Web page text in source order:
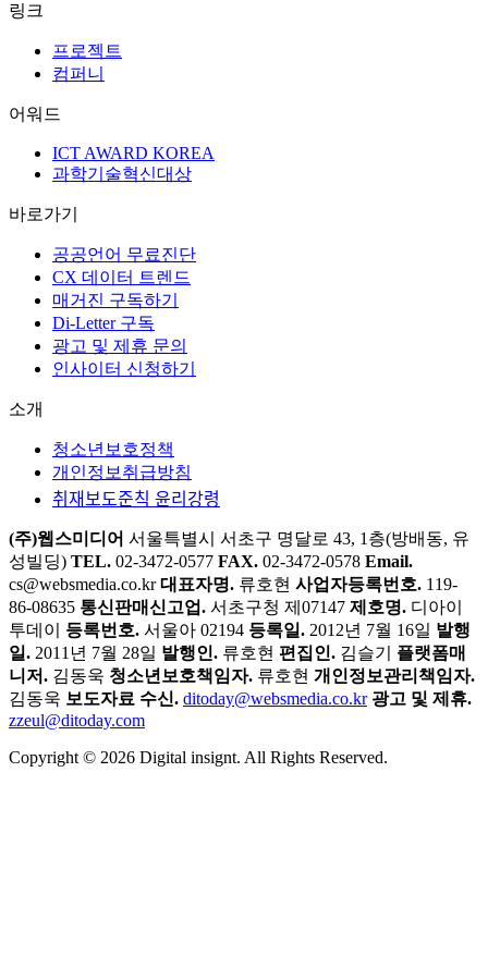
링크
프로젝트
컴퍼니
어워드
ICT AWARD KOREA
과학기술혁신대상
바로가기
공공언어 무료진단
CX 데이터 트렌드
매거진 구독하기
Di-Letter 구독
광고 및 제휴 문의
인사이터 신청하기
소개
청소년보호정책
개인정보취급방침
취재보도준칙 윤리강령
(주)웹스미디어 서울특별시 서초구 명달로 43, 1층(방배동, 유
성빌딩) TEL. 02-3472-0577 FAX. 02-3472-0578 Email.
cs@websmedia.co.kr 대표자명. 류호현 사업자등록번호. 119-
86-08635 통신판매신고업. 서초구청 제07147 제호명. 디아이
투데이
등록번호. 서울아 02194 등록일. 2012년 7월 16일 발행
일. 2011년 7월 28일 발행인. 류호현 편집인. 김슬기
플랫폼매
니저. 김동욱 청소년보호책임자. 류호현 개인정보관리책임자.
김동욱 보도자료 수신. ditoday@websmedia.co.kr 광고 및 제휴.
zzeul@ditoday.com
Copyright © 2026 Digital insignt. All Rights Reserved.